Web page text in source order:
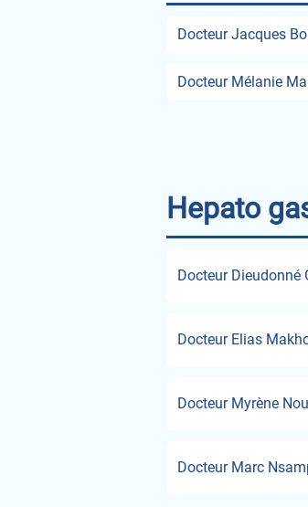
Docteur Jacques
Docteur Mélanie
Hepato
Docteur Dieudonné
Docteur Elias
Docteur Myrène
Docteur Marc